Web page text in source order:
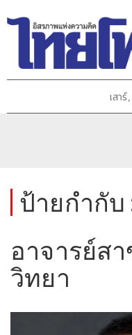
เสา
ป้ายกำกับ
อาจารย์ส
วิทยา